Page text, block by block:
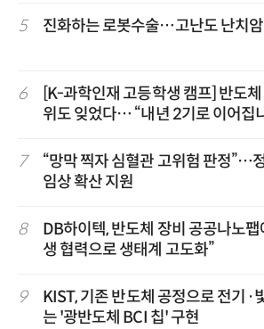
5 진화하는 로봇수술…고난도 난치
6
[K-과학인재 고등학생 캠프] 반도
위도 잊었다… “내년 2기로 이어집
7
“망막 찍자 심혈관 고위험 판정”…
임상 확산 지원
8
DB하이텍, 반도체 장비 공공나노
생 협력으로 생태계 고도화”
9
KIST, 기존 반도체 공정으로 전기·
는 '광반도체 BCI 칩' 구현